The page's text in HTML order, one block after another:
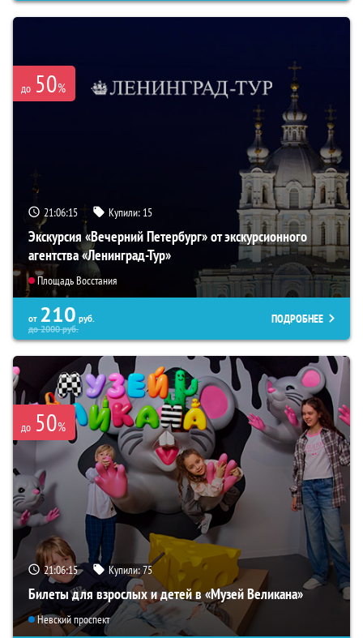
до 50%
21:06:14 Купили: 15
Экскурсия «Вечерний Петербург» от экскурсионного
агентства «Ленинград-Тур»
Площадь Восстания
от 210 руб.
до2000руб.
ПОДРОБНЕЕ
до 50%
21:06:14 Купили:75
Билеты для взрослых и детей в «Музей Великана»
Невский проспект